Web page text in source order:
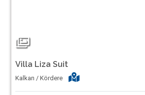
Villa Liza Suit
Kalkan / Kördere